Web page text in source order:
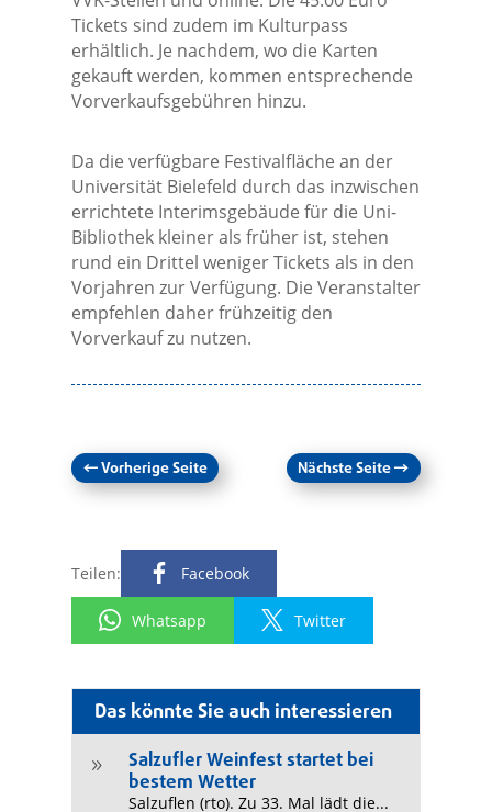
Das könnte Sie auch interessieren
9
Salzufler Weinfest startet bei
bestem Wetter
Salzuflen (rto). Zu 33. Mal lädt die...
Tickets sind zudem im Kulturpass
erhältlich. Je nachdem, wo die Karten
gekauft werden, kommen entsprechende
Vorverkaufsgebühren hinzu.
Da die verfügbare Festivalfläche an der
Universität Bielefeld durch das inzwischen
errichtete Interimsgebäude für die Uni-
Bibliothek kleiner als früher ist, stehen
rund ein Drittel weniger Tickets als in den
Vorjahren zur Verfügung. Die Veranstalter
empfehlen daher frühzeitig den
Vorverkauf zu nutzen.
←Vorherige Seite Nächste Seite→
Teilen: Facebook
Whatsapp Twitter